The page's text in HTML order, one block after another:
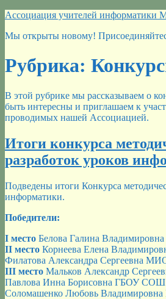
Перейти
содержимому
Ассоциация учителей информатики
Мы открыты новому!
Рубрика:
В этой рубрике мы рассказываем о
быть интересны и приглашаем к
проводимых нашей Ассоциацией.
Итоги конкурса
разработок уроков
Подведены итоги Конкурса
информатики.
Победители:
I место Белова Галина
II место Корнеева Елена
Филатова Александра Сергеевна
III место Мальков Александр
Павлова Инна Борисовна ГБОУ
Соломашенко Любовь